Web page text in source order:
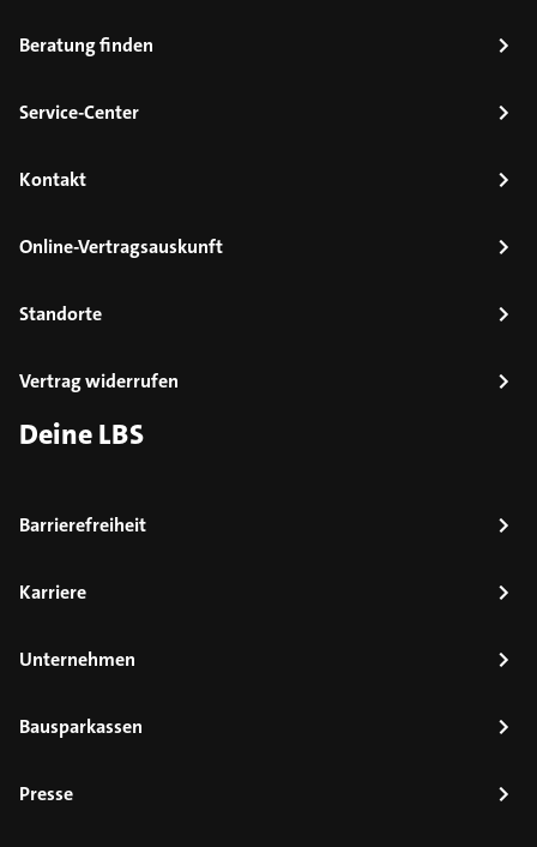
Beratung finden
Service-Center
Kontakt
Online-Vertragsauskunft
Standorte
Vertrag widerrufen
Deine LBS
Barrierefreiheit
Karriere
Unternehmen
Bausparkassen
Presse